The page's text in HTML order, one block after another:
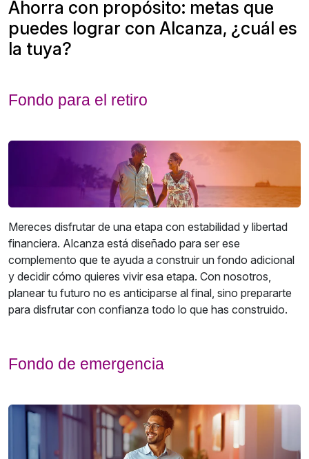
Ahorra con propósito: metas que
puedes lograr con Alcanza, ¿cuál es
la tuya?
Fondo para el retiro
Mereces disfrutar de una etapa con estabilidad y libertad
financiera. Alcanza está diseñado para ser ese
complemento que te ayuda a construir un fondo adicional
y decidir cómo quieres vivir esa etapa. Con nosotros,
planear tu futuro no es anticiparse al final, sino prepararte
para disfrutar con confianza todo lo que has construido.
Fondo de emergencia